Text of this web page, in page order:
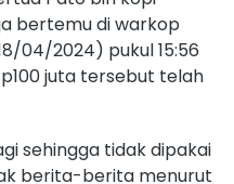
bertemu di warkop
04/2024) pukul 15:56
juta tersebut telah
sehingga tidak dipakai
berita-berita menurut